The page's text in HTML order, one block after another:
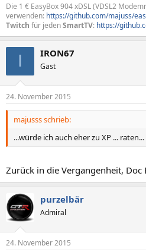
Die 1 € EasyBox 904 xDSL (VDSL2
verwenden: https://github.com/majuss/
Twitch für jedenSmartTV: https://
I IRON67
Gast
24. November 2015
majusss schrieb:
...würde ich auch eher zu XP ... raten...
Zurück in die Vergangenheit, Doc
purzelbär
Admiral
24. November 2015